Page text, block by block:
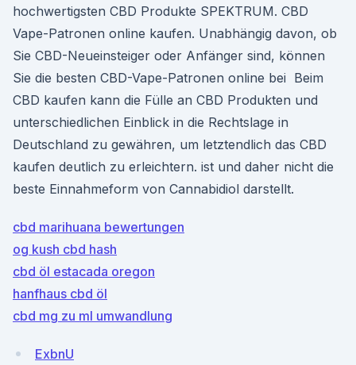
hochwertigsten CBD Produkte SPEKTRUM. CBD
Vape-Patronen online kaufen. Unabhängig davon, ob
Sie CBD-Neueinsteiger oder Anfänger sind, können
Sie die besten CBD-Vape-Patronen online bei Beim
CBD kaufen kann die Fülle an CBD Produkten und
unterschiedlichen Einblick in die Rechtslage in
Deutschland zu gewähren, um letztendlich das CBD
kaufen deutlich zu erleichtern. ist und daher nicht die
beste Einnahmeform von Cannabidiol darstellt.
cbd marihuana bewertungen
og kush cbd hash
cbd öl estacada oregon
hanfhaus cbd öl
cbd mg zu ml umwandlung
ExbnU